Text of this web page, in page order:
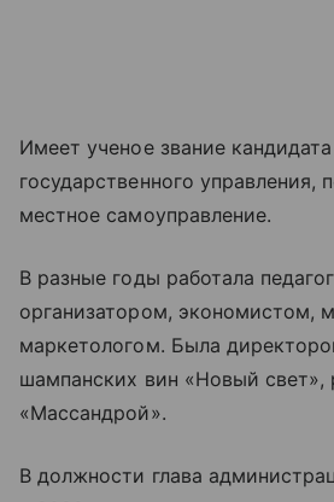
Имеет ученое звание
государственного управления,
местное самоуправление.
В разные годы работала
организатором, экономистом,
маркетологом. Была
шампанских вин «Новый свет»,
«Массандрой».
В должности глава